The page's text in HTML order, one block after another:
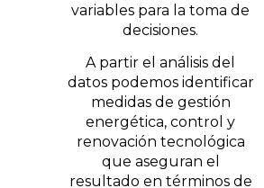
variables para la toma de
decisiones.
A partir el análisis del
datos podemos identificar
medidas de gestión
energética, control y
renovación tecnológica
que aseguran el
resultado en términos de